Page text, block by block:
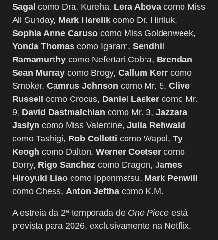
Sagal como Dra. Kureha, Lera Abova como Miss
All Sunday, Mark Harelik como Dr. Hiriluk,
Sophia Anne Caruso como Miss Goldenweek,
Yonda Thomas como Igaram, Sendhil
Ramamurthy como Nefertari Cobra, Brendan
Sean Murray como Brogy, Callum Kerr como
Smoker, Camrus Johnson como Mr. 5, Clive
Russell como Crocus, Daniel Lasker como Mr.
9, David Dastmalchian como Mr. 3, Jazzara
Jaslyn como Miss Valentine, Julia Rehwald
como Tashigi, Rob Colletti como Wapol, Ty
Keogh como Dalton, Werner Coetser como
Dorry, Rigo Sanchez como Dragon, James
Hiroyuki Liao como Ipponmatsu, Mark Penwill
como Chess, Anton Jeftha como K.M.
A estreia da 2ª temporada de One Piece está
prevista para 2026, exclusivamente na Netflix.